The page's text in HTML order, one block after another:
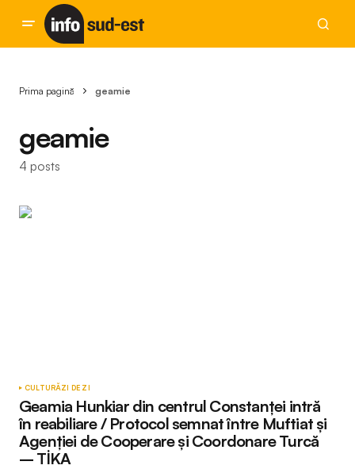
Prima pagină geamie
geamie
4 posts
CULTURĂZI DE ZI
Geamia Hunkiar din centrul Constanței intră
în reabiliare / Protocol semnat între Muftiat și
Agenției de Cooperare și Coordonare Turcă
– TİKA